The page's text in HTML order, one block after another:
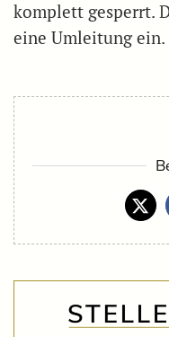
komplett gesperrt.
eine Umleitung ein.